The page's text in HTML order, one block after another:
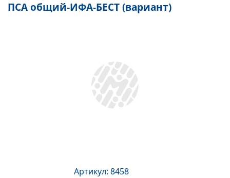
ПСА общий-ИФА-БЕСТ (вариант)
Артикул: 8458